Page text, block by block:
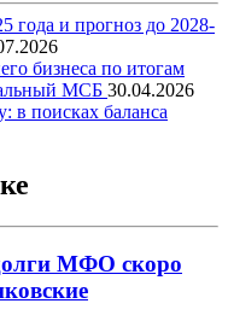
года и прогноз до 2028-
бизнеса по итогам
МСБ 30.04.2026
в поисках баланса
МФО скоро